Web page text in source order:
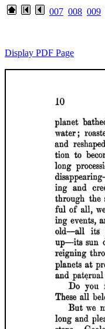
007 008 009
Display PDF Page